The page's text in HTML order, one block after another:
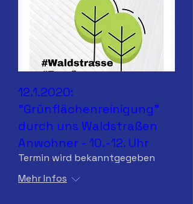
12.1.2020:
"Grünflächenreinigung"
durch uns Waldstraßen
Anwohner - 10.-12. Uhr
Termin wird bekanntgegeben
Mehr Infos